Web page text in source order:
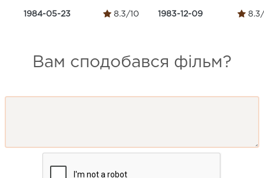
1984-05-23 8.3/10 1983-12-09 8.3/
Вам сподобався фільм?